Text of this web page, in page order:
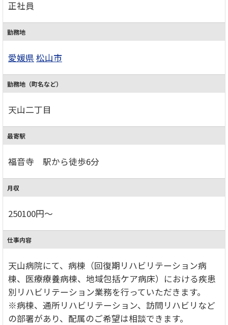
正社員
勤務地
愛媛県 松山市
勤務地（町名など）
天山二丁目
最寄駅
福音寺 駅から徒歩6分
月収
250100円～
仕事内容
天山病院にて、病棟（回復期リハビリテーション病
棟、医療療養病棟、地域包括ケア病床）における疾患
別リハビリテーション業務を行っていただきます。
※病棟、通所リハビリテーション、訪問リハビリなど
の部署があり、配属のご希望は相談できます。